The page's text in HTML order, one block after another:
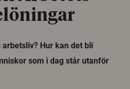
Hur kan det bli
som i dag står utanför